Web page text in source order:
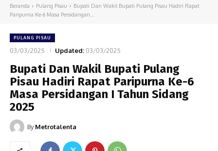
Beranda Pulang Pisau
Bupati Dan Wakil Bupati Pulang Pisau Hadiri Rapat
Paripurna Ke-6 Masa Persidangan...
PULANG PISAU
03/03/2025 Updated: 03/03/2025
Bupati Dan Wakil Bupati Pulang
Pisau Hadiri Rapat Paripurna Ke-6
Masa Persidangan I Tahun Sidang
2025
By Metrotalenta